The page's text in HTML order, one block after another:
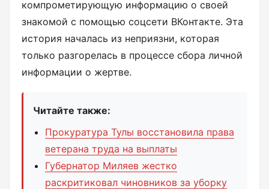
компрометирующую информацию о своей
знакомой с помощью соцсети ВКонтакте. Эта
история началась из неприязни, которая
только разгорелась в процессе сбора личной
информации о жертве.
Читайте также:
Прокуратура Тулы восстановила права
ветерана труда на выплаты
Губернатор Миляев жестко
раскритиковал чиновников за уборку